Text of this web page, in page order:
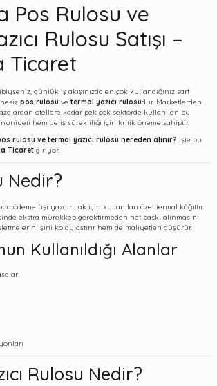
Pos Rulosu ve
Rulosu Satışı –
Ticaret
günlük iş akışınızda en çok kullandığınız sarf
pos rulosu ve termal yazıcı rulosudur. Marketlerden
otellere kadar pek çok sektörde kullanılan bu
hem de iş sürekliliği için kritik öneme sahiptir.
rulosu ve termal yazıcı rulosu nereden alınır? İşte bu
Ticaret giriyor.
Nedir?
ödeme fişi yazdırmak için kullanılan özel termal kâğıttır.
ekstra mürekkep gerektirmeden net baskı alınmasını
işini kolaylaştırır hem de maliyetleri düşürür.
Kullanıldığı Alanlar
Rulosu Nedir?